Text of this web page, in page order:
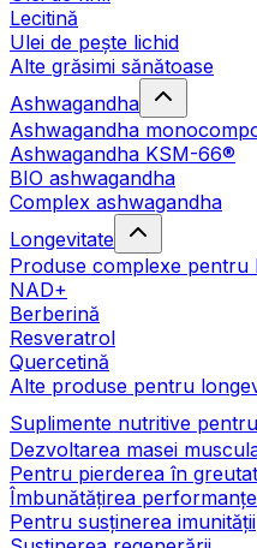
Lecitină
Ulei de pește lichid
Alte grăsimi sănătoase
Ashwagandha
Ashwagandha
Ashwagandha KSM-66®
BIO ashwagandha
Complex ashwagandha
Longevitate
Produse complexe pentru
NAD+
Berberină
Resveratrol
Quercetină
Alte produse pentru
Suplimente nutritive
Dezvoltarea masei
Pentru pierderea în
Îmbunătățirea
Pentru susținerea imunității